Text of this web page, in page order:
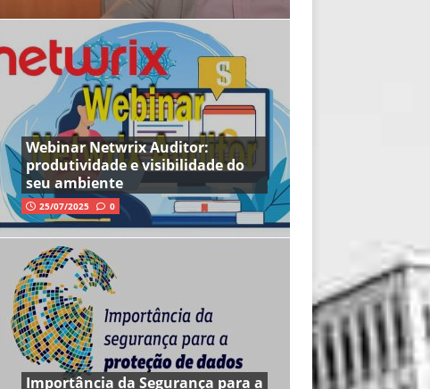
Webinar Netwrix Auditor:
produtividade e visibilidade do
seu ambiente
25/07/2025 0
Importância da Segurança para a